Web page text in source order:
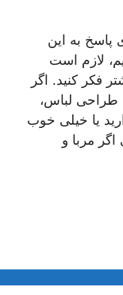
پاسخ به این
لازم است
فکر کنید. اگر
طراحی لباس،
یا خیلی خوب
مربا و